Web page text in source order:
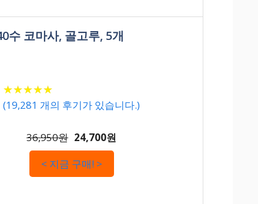
수 코마사, 골고루, 5개
★★★★★
★★★★★
(19,281 개의 후기가 있습니다.)
36,950원 24,700원
< 지금 구매! >